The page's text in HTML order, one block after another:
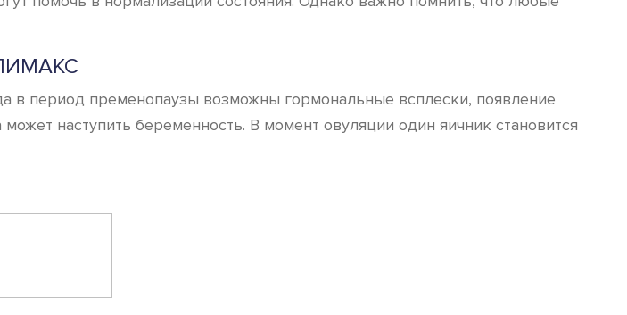
в период пременопаузы возможны гормональные всплески, появление
наступить беременность. В момент овуляции один яичник становится